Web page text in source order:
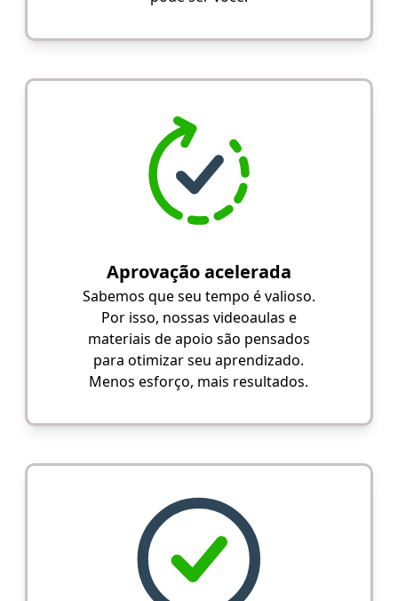
Aprovação acelerada
Sabemos que seu tempo é valioso.
Por isso, nossas videoaulas e
materiais de apoio são pensados
para otimizar seu aprendizado.
Menos esforço, mais resultados.